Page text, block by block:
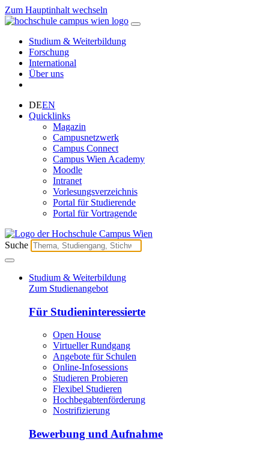
Zum Hauptinhalt wechseln
Studium & Weiterbildung
Forschung
International
Über uns
DEEN
Quicklinks
Magazin
Campusnetzwerk
Campus Connect
Campus Wien Academy
Moodle
Intranet
Vorlesungsverzeichnis
Portal für Studierende
Portal für Vortragende
Suche
Studium & Weiterbildung
Zum Studienangebot
Für Studieninteressierte
Open House
Virtueller Rundgang
Angebote für Schulen
Online-Infosessions
Studieren Probieren
Flexibel Studieren
Hochbegabtenförderung
Nostrifizierung
Bewerbung und Aufnahme